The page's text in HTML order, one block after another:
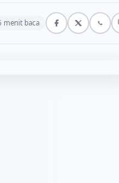
menit baca